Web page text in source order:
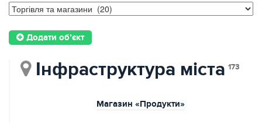
Додати об’єкт
Інфраструктура міста 173
Магазин «Продукти»